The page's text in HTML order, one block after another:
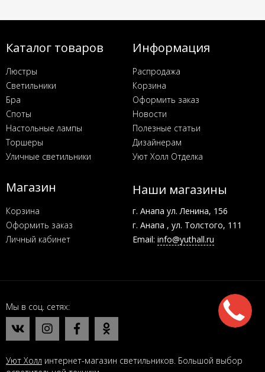
Каталог товаров
Люстры
Светильники
Бра
Споты
Настольные лампы
Торшеры
Уличные светильники
Информация
Распродажа
Корзина
Оформить заказ
Новости
Полезные статьи
Дизайнерам
Уют Холл Отделка
Магазин
Корзина
Оформить заказ
Личный кабинет
Наши магазины
г. Анапа ул. Ленина, 156
г. Анапа , ул. Толстого, 111
Email: info@yuthall.ru
Мы в соц. сетях
Уют Холл интернет-магазин светильников. Большой выбор